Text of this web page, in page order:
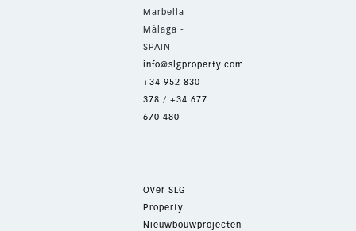
Marbella
Málaga -
SPAIN
info@slgproperty.com
+34 952 830
378 / +34 677
670 480
Over SLG
Property
Nieuwbouwprojecten